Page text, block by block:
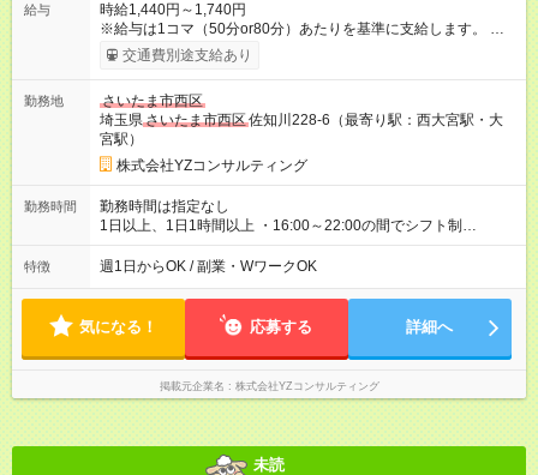
給与
時給1,440円～1,740円
※給与は1コマ（50分or80分）あたりを基準に支給します。 上記
の時給表記は、1コマの支給額を1時間あたりに換算した金額で
す。 高校生 └80分授業 2，320円／1コマ └50分授業 1，450
1，200円／1コマ 昇給あり 自身の知識や経験を活かせるワンラ
ンク上の SS講師(本部認定試験)でベース給のアップも可能で
す！ 試験合格目指して一緒にがんばりましょう！！ ※給与には
最大10分の授業準備時間等を含む ※指導人数に応じて手当加算
（最大+100円） ※原則、所定時間内での勤務となります。 万
が一、所定時間を超える場合は、 別途時間外労働手当を支給
いたします。 支払方法：月1回 交通費：別途一部支給 ※原則交
交通費別途支給あり
勤務地
さいたま市西区
埼玉県さいたま市西区佐知川228-6（最寄り駅：西大宮駅・大
宮駅）
株式会社YZコンサルティング
勤務時間
勤務時間は指定なし
1日以上、1日1時間以上 ・16:00～22:00の間でシフト制
────────────────── ■学生さん 授業がない日・学校終
わりを利用しての勤務も大歓迎です♪ ■フリーターさん しっかり
──────────────────
特徴 週1日からOK / 副業・WワークOK
気になる！ 応募する 詳細へ
掲載元企業名 株式会社YZコンサルティング
未読